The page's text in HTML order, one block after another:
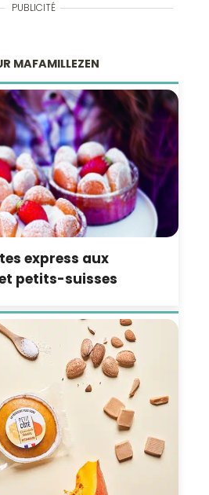
PUBLICITÉ
MAFAMILLEZEN
express aux
petits-suisses